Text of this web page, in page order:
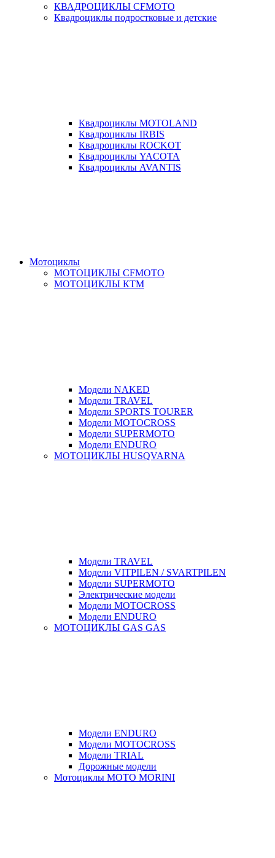
КВАДРОЦИКЛЫ CFMOTO
Квадроциклы подростковые и детские
Квадроциклы MOTOLAND
Квадроциклы IRBIS
Квадроциклы ROCKOT
Квадроциклы YACOTA
Квадроциклы AVANTIS
Мотоциклы
МОТОЦИКЛЫ CFMOTO
МОТОЦИКЛЫ КТМ
Модели NAKED
Модели TRAVEL
Модели SPORTS TOURER
Модели MOTOCROSS
Модели SUPERMOTO
Модели ENDURO
МОТОЦИКЛЫ HUSQVARNA
Модели TRAVEL
Модели VITPILEN / SVARTPILEN
Модели SUPERMOTO
Электрические модели
Модели MOTOCROSS
Модели ENDURO
МОТОЦИКЛЫ GAS GAS
Модели ENDURO
Модели MOTOCROSS
Модели TRIAL
Дорожные модели
Мотоциклы MOTO MORINI